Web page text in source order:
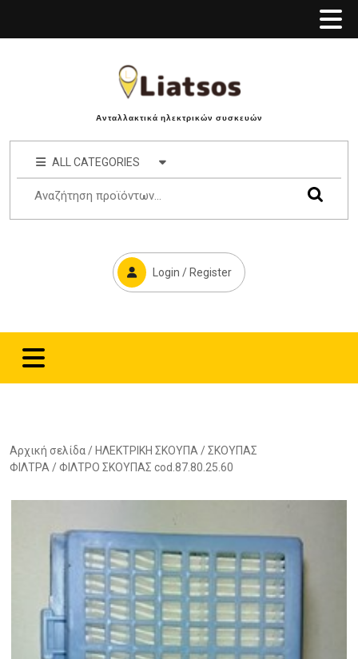
Ανταλλακτικά ηλεκτρικών συσκευών
ALL CATEGORIES
Login / Register
Αρχική σελίδα / ΗΛΕΚΤΡΙΚΗ ΣΚΟΥΠΑ /ΣΚΟΥΠΑΣ
ΦΙΛΤΡΑ / ΦΙΛΤΡΟ ΣΚΟΥΠΑΣ cod.87.80.25.60